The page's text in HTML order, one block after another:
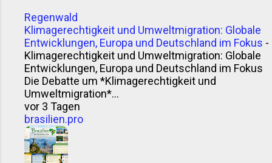
stimmt? Wer weiß. Klingt jedenfalls gut genug für
einen Grillabend. Andere sagen, der Name sei ein
argentinisches Kauderwelsch aus Englisch,
Baskisch und Spanisch – „che mi curry“ oder „give
me the curry“. Vielleicht. Sicher ...
Regenwald
Klimagerechtigkeit und Umweltmigration: Globale
Entwicklungen, Europa und Deutschland im Fokus -
Klimagerechtigkeit und Umweltmigration: Globale
Entwicklungen, Europa und Deutschland im Fokus
Die Debatte um *Klimagerechtigkeit und
Umweltmigration*...
vor 3 Tagen
brasilien.pro